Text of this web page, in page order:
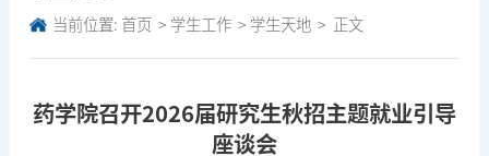
当前位置: 首页 学生工作 学生天地 正文
药学院召开2026届研究生秋招主题就业引导
座谈会